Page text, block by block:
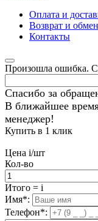
Оплата и
Возврат и обмен
Контакты
Произошла ошибка.
Спасибо за
В ближайшее
менеджер!
Купить в 1 клик
Цена i/шт
Кол-во
Итого = i
Имя*:
Телефон*: